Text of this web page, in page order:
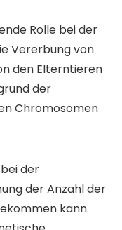
Rolle bei der
Vererbung von
den Elterntieren
der
Chromosomen
der
der Anzahl der
kann.